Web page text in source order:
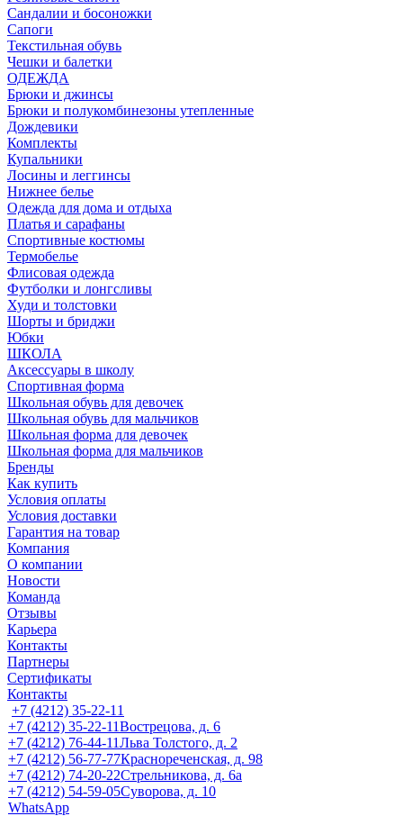
Сандалии и босоножки
Сапоги
Текстильная обувь
Чешки и балетки
ОДЕЖДА
Брюки и джинсы
Брюки и полукомбинезоны утепленные
Дождевики
Комплекты
Купальники
Лосины и леггинсы
Нижнее белье
Одежда для дома и отдыха
Платья и сарафаны
Спортивные костюмы
Термобелье
Флисовая одежда
Футболки и лонгсливы
Худи и толстовки
Шорты и бриджи
Юбки
ШКОЛА
Аксессуары в школу
Спортивная форма
Школьная обувь для девочек
Школьная обувь для мальчиков
Школьная форма для девочек
Школьная форма для мальчиков
Бренды
Как купить
Условия оплаты
Условия доставки
Гарантия на товар
Компания
О компании
Новости
Команда
Отзывы
Карьера
Контакты
Партнеры
Сертификаты
Контакты
+7 (4212) 35-22-11
+7 (4212) 35-22-11Вострецова, д. 6
+7 (4212) 76-44-11Льва Толстого, д. 2
+7 (4212) 56-77-77Краснореченская, д. 98
+7 (4212) 74-20-22Стрельникова, д. 6а
+7 (4212) 54-59-05Суворова, д. 10
WhatsApp